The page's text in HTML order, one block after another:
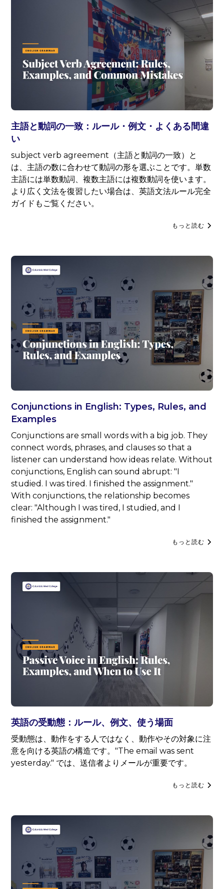
主語と動詞の一致：ルール・例文・よくある間違
い
subject verb agreement（主語と動詞の一致）と
は、主語の数に合わせて動詞の形を選ぶことです。単数
主語には単数動詞、複数主語には複数動詞を使います。
より広く文法を復習したい場合は、英語文法ルール完全
ガイドもご覧ください。
もっと読む
Conjunctions in English: Types, Rules, and
Examples
Conjunctions are small words with a big job. They
connect words, phrases, and clauses so that a
listener can understand how ideas relate. Without
conjunctions, English can sound abrupt: "I
studied. I was tired. I finished the assignment."
With conjunctions, the relationship becomes
clear: "Although I was tired, I studied, and I
finished the assignment."
もっと読む
英語の受動態：ルール、例文、使う場面
受動態は、動作をする人ではなく、動作やその対象に注
意を向ける英語の構造です。"The email was sent
yesterday." では、送信者よりメールが重要です。
もっと読む